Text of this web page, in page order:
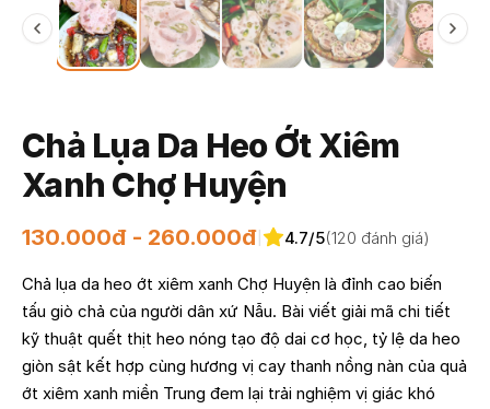
Chả Lụa Da Heo Ớt Xiêm
Xanh Chợ Huyện
130.000đ - 260.000đ 4.7/5(120 đánh giá)
Chả lụa da heo ớt xiêm xanh Chợ Huyện là đỉnh cao biến
tấu giò chả của người dân xứ Nẫu. Bài viết giải mã chi tiết
kỹ thuật quết thịt heo nóng tạo độ dai cơ học, tỷ lệ da heo
giòn sật kết hợp cùng hương vị cay thanh nồng nàn của quả
ớt xiêm xanh miền Trung đem lại trải nghiệm vị giác khó